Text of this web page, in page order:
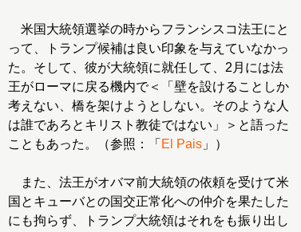
米国大統領選挙の時からフランシスコ法王にと
って、トランプ候補は良い印象を与えていなかっ
た。そして、彼が大統領に就任して、2月には法
王がローマに戻る機内で＜「壁を設けることしか
考えない、橋を架けようとしない。そのような人
は誰であろとキリスト教徒ではない」＞と語った
こともあった。（参照：「 El Pais 」）
また、法王がオバマ前大統領の依頼を受けて米
国とキューバとの国交正常化への仲介を果たした
にも拘らず、トランプ大統領はそれをも振り出し